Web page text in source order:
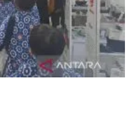
piatu belanja baju